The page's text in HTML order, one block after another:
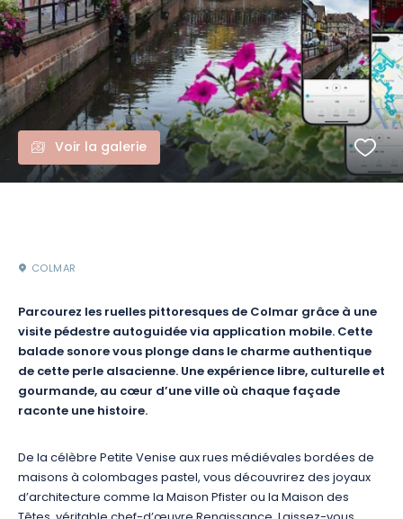
Voir la galerie
COLMAR
Parcourez les ruelles pittoresques de Colmar grâce à une
visite pédestre autoguidée via application mobile. Cette
balade sonore vous plonge dans le charme authentique
de cette perle alsacienne. Une expérience libre, culturelle et
gourmande, au cœur d’une ville où chaque façade
raconte une histoire.
De la célèbre Petite Venise aux rues médiévales bordées de
maisons à colombages pastel, vous découvrirez des joyaux
d’architecture comme la Maison Pfister ou la Maison des